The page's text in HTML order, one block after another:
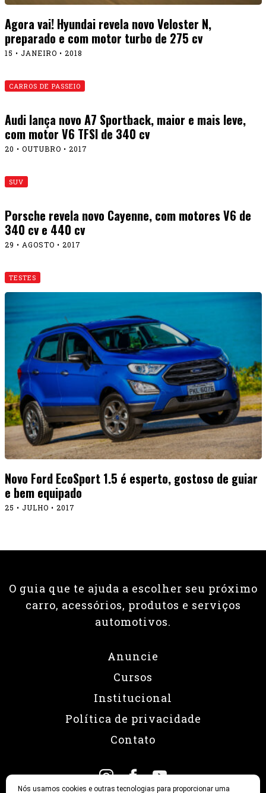
Agora vai! Hyundai revela novo Veloster N,
preparado e com motor turbo de 275 cv
15 • JANEIRO • 2018
CARROS DE PASSEIO
Audi lança novo A7 Sportback, maior e mais leve,
com motor V6 TFSI de 340 cv
20 • OUTUBRO • 2017
SUV
Porsche revela novo Cayenne, com motores V6 de
340 cv e 440 cv
29 • AGOSTO • 2017
TESTES
Novo Ford EcoSport 1.5 é esperto, gostoso de guiar
e bem equipado
25 • JULHO • 2017
O guia que te ajuda a escolher seu próximo
carro, acessórios, produtos e serviços
automotivos.
Anuncie
Cursos
Institucional
Política de privacidade
Contato
Nós usamos cookies e outras tecnologias para proporcionar uma